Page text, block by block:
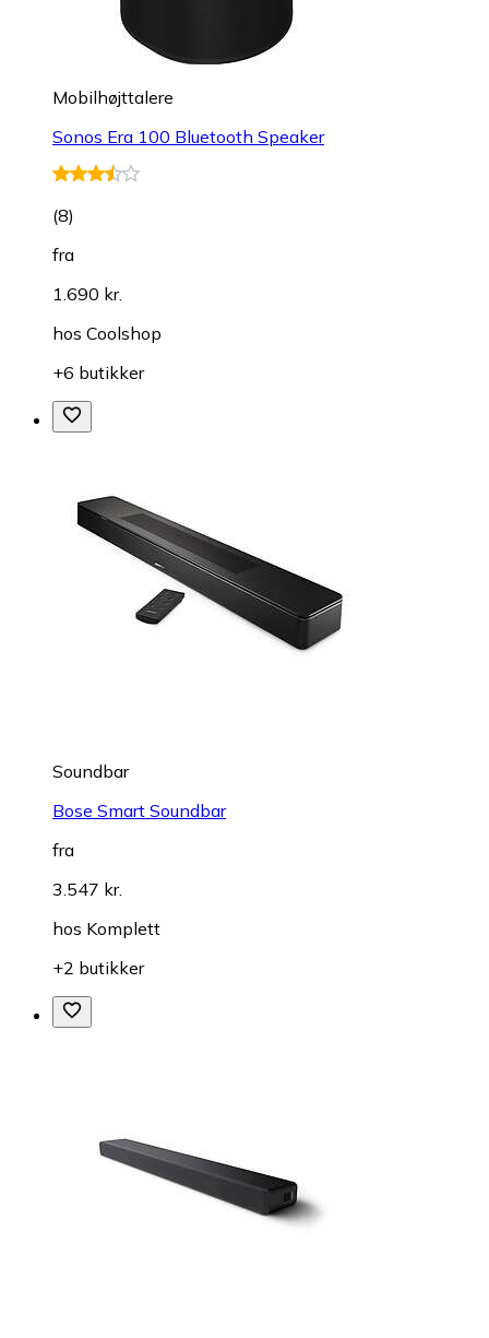
Mobilhøjttalere
Sonos Era 100 Bluetooth Speaker
(8)
fra
1.690 kr.
hos Coolshop
+6 butikker
Soundbar
Bose Smart Soundbar
fra
3.547 kr.
hos Komplett
+2 butikker